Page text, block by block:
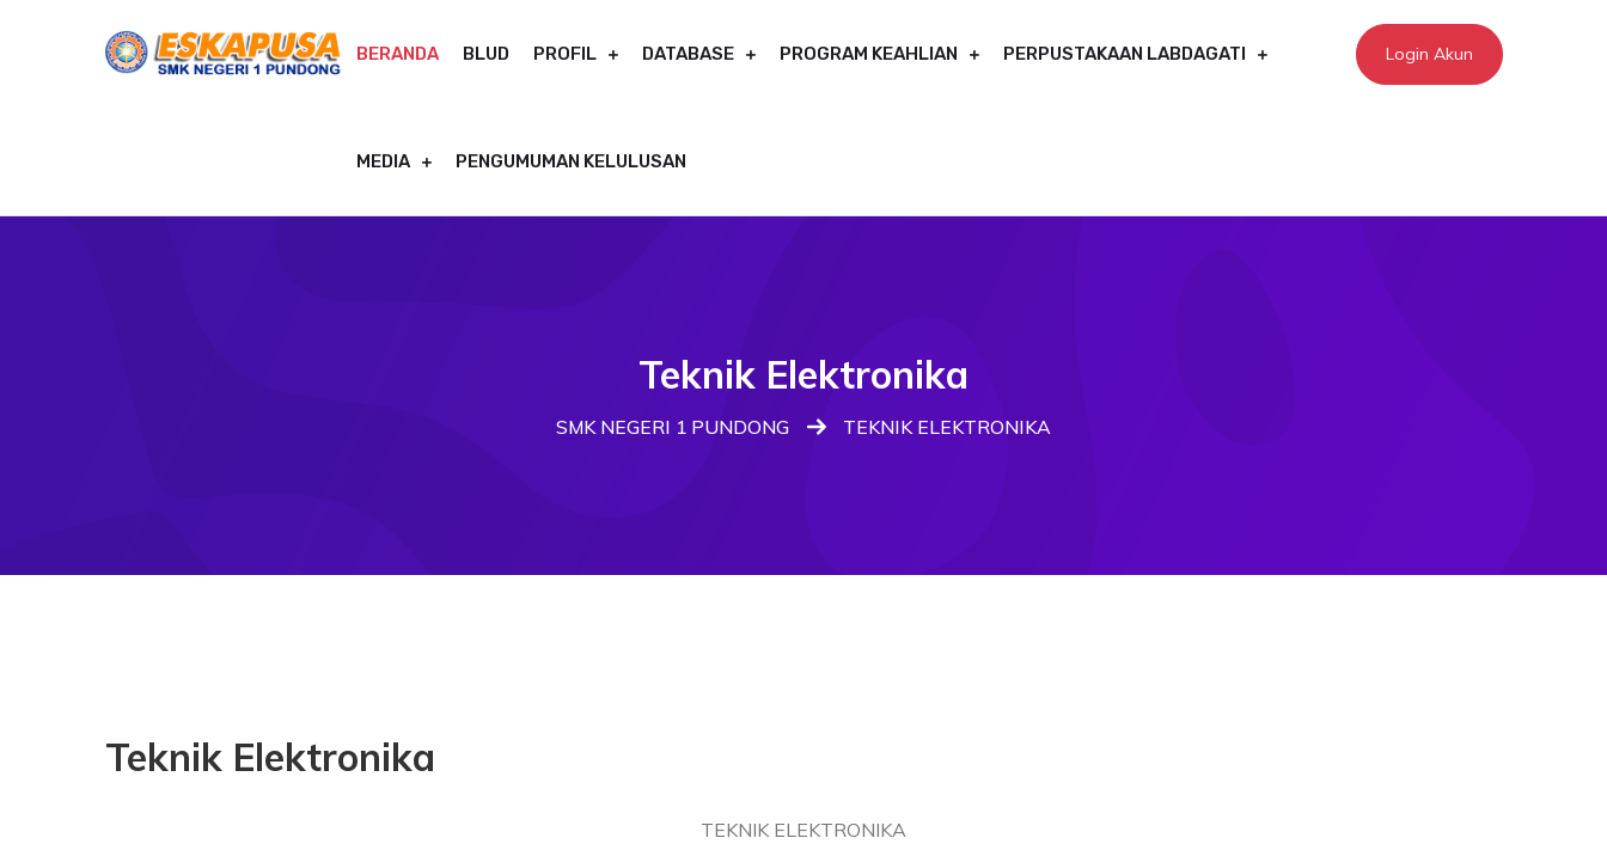
Login Akun
BERANDA BLUD PROFIL DATABASE PROGRAM KEAHLIAN PERPUSTAKAAN LABDAGATI
MEDIA PENGUMUMAN KELULUSAN
Teknik Elektronika
SMK NEGERI 1 PUNDONG TEKNIK ELEKTRONIKA
Teknik Elektronika
TEKNIK ELEKTRONIKA